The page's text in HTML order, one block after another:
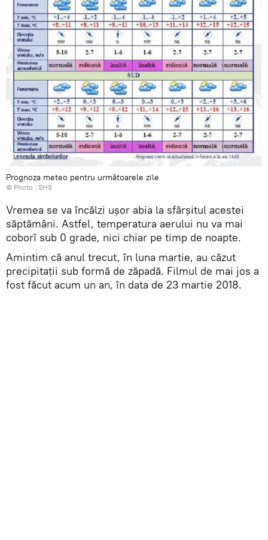
Prognoza meteo pentru următoarele zile
© Photo : SHS
Vremea se va încălzi ușor abia la sfârșitul acestei
săptămâni. Astfel, temperatura aerului nu va mai
coborî sub 0 grade, nici chiar pe timp de noapte.
Amintim că anul trecut, în luna martie, au căzut
precipitații sub formă de zăpadă. Filmul de mai jos a
fost făcut acum un an, în data de 23 martie 2018.